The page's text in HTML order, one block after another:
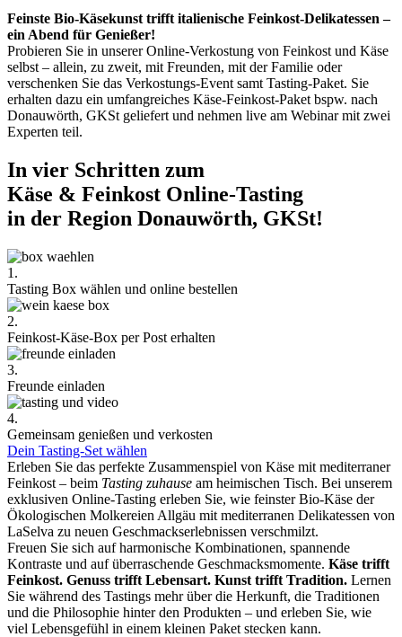
Feinste Bio-Käsekunst trifft italienische Feinkost-Delikatessen –
ein Abend für Genießer!
Probieren Sie in unserer Online-Verkostung von Feinkost und Käse
selbst – allein, zu zweit, mit Freunden, mit der Familie oder
verschenken Sie das Verkostungs-Event samt Tasting-Paket. Sie
erhalten dazu ein umfangreiches Käse-Feinkost-Paket bspw. nach
Donauwörth, GKSt geliefert und nehmen live am Webinar mit zwei
Experten teil.
In vier Schritten zum
Käse & Feinkost Online-Tasting
in der Region Donauwörth, GKSt!
1.
Tasting Box wählen und online bestellen
2.
Feinkost-Käse-Box per Post erhalten
3.
Freunde einladen
4.
Gemeinsam genießen und verkosten
Dein Tasting-Set wählen
Erleben Sie das perfekte Zusammenspiel von Käse mit mediterraner
Feinkost – beim Tasting zuhause am heimischen Tisch. Bei unserem
exklusiven Online-Tasting erleben Sie, wie feinster Bio-Käse der
Ökologischen Molkereien Allgäu mit mediterranen Delikatessen von
LaSelva zu neuen Geschmackserlebnissen verschmilzt.
Freuen Sie sich auf harmonische Kombinationen, spannende
Kontraste und auf überraschende Geschmacksmomente. Käse trifft
Feinkost. Genuss trifft Lebensart. Kunst trifft Tradition. Lernen
Sie während des Tastings mehr über die Herkunft, die Traditionen
und die Philosophie hinter den Produkten – und erleben Sie, wie
viel Lebensgefühl in einem kleinen Paket stecken kann.